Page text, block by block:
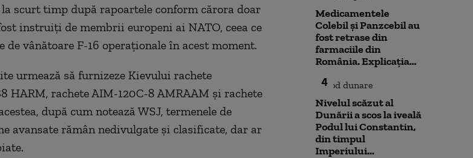
scurt timp după rapoartele conform cărora doar
instruiți de membrii europeni ai NATO, ceea ce
vânătoare F-16 operaționale în acest moment.
urmează să furnizeze Kievului rachete
HARM, rachete AIM-120C-8 AMRAAM și rachete
după cum notează WSJ, termenele de
avansate rămân nedivulgate și clasificate, dar ar
Medicamentele
Colebil și Panzcebil au
fost retrase din
farmaciile din
România. Explicația...
4
Nivelul scăzut al
Dunării a scos la iveală
Podul lui Constantin,
din timpul
Imperiului...